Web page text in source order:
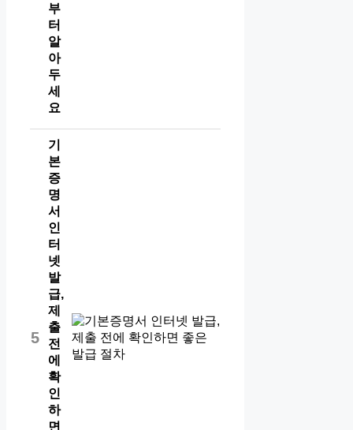
부
터
알
아
두
세
요
5
기
본
증
명
서
인
터
넷
발
급,
제
출
전
에
확
인
하
면